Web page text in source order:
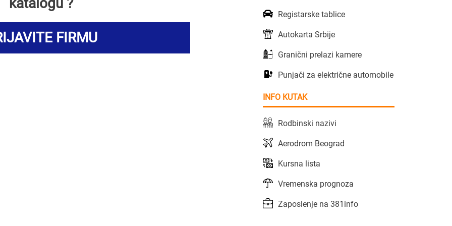
FIRMU
Registarske tablice
Autokarta Srbije
Granični prelazi kamere
Punjači za električne automobile
INFO KUTAK
Rodbinski nazivi
Aerodrom Beograd
Kursna lista
Vremenska prognoza
Zaposlenje na 381info